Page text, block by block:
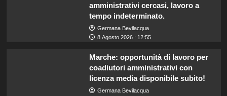
amministrativi cercasi, lavoro a
tempo indeterminato.
Germana Bevilacqua
8 Agosto 2026 : 12:55
Marche: opportunità di lavoro per
coadiutori amministrativi con
licenza media disponibile subito!
Germana Bevilacqua